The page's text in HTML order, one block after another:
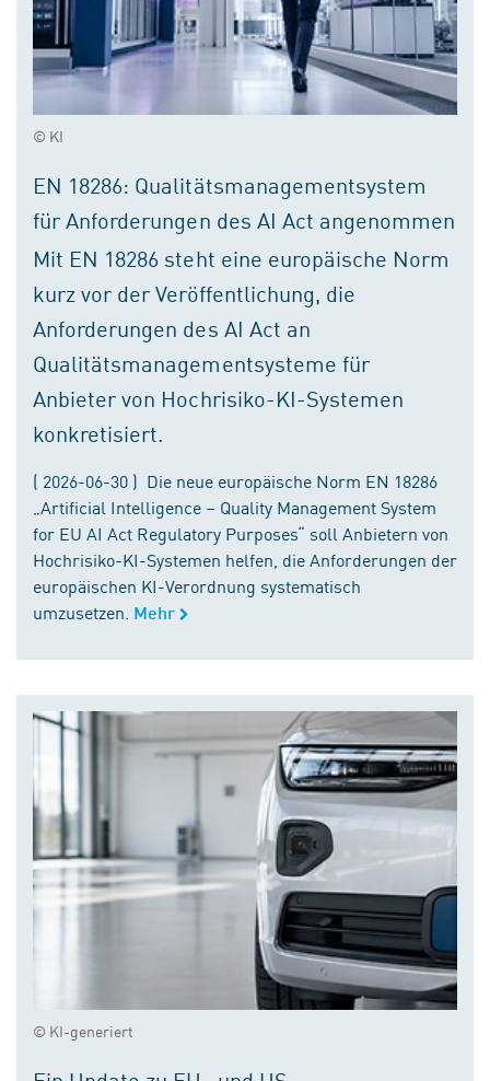
© KI
EN 18286: Qualitätsmanagementsystem
für Anforderungen des AI Act angenommen
Mit EN 18286 steht eine europäische Norm
kurz vor der Veröffentlichung, die
Anforderungen des AI Act an
Qualitätsmanagementsysteme für
Anbieter von Hochrisiko-KI-Systemen
konkretisiert.
( 2026-06-30 ) Die neue europäische Norm EN 18286
„Artificial Intelligence – Quality Management System
for EU AI Act Regulatory Purposes“ soll Anbietern von
Hochrisiko-KI-Systemen helfen, die Anforderungen der
europäischen KI-Verordnung systematisch
umzusetzen. Mehr
© KI-generiert